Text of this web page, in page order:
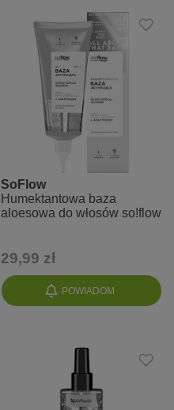
POWIADOM
SoFlow
Humektantowa baza
aloesowa do włosów so!flow
29,99 zł